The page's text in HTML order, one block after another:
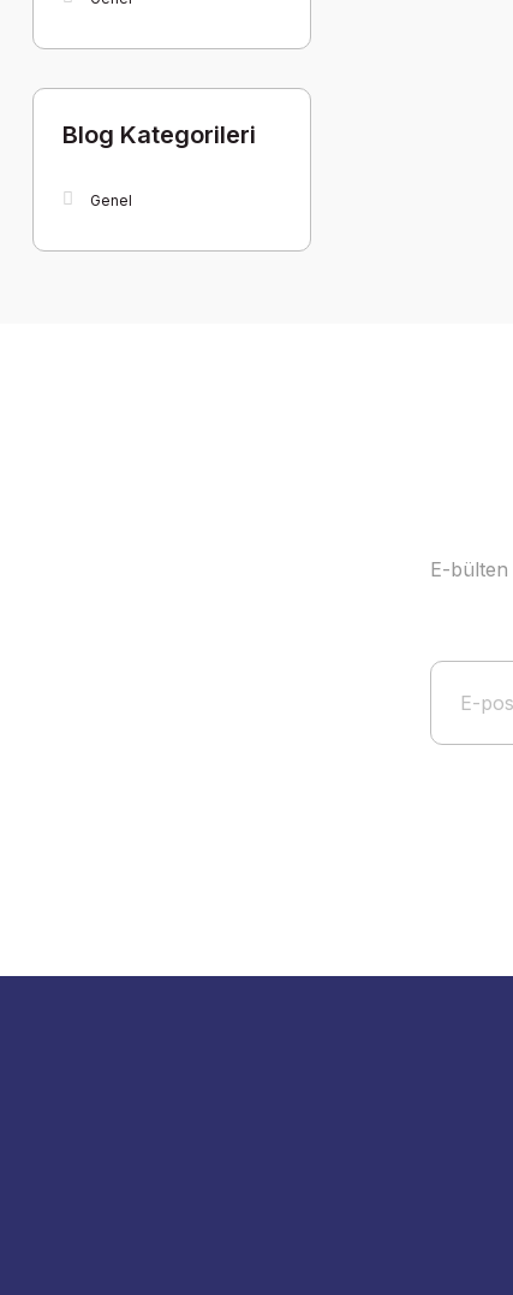
Blog Kategorileri
Genel
E-